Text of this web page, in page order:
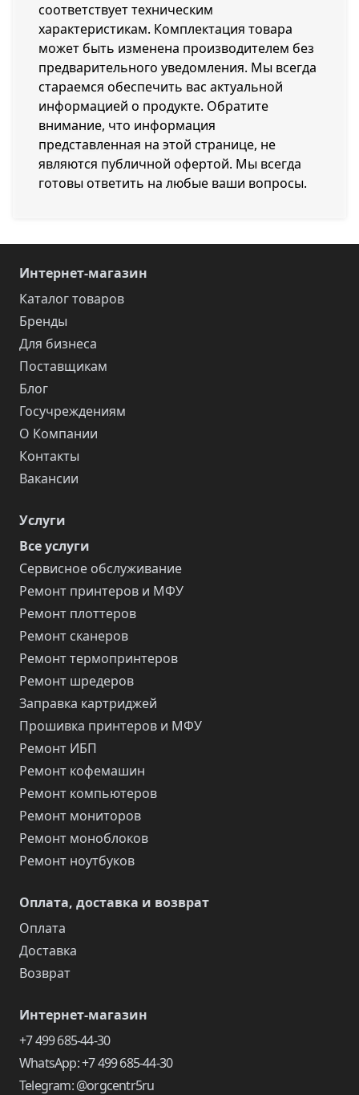
соответствует техническим
характеристикам. Комплектация товара
может быть изменена производителем без
предварительного уведомления. Мы всегда
стараемся обеспечить вас актуальной
информацией о продукте. Обратите
внимание, что информация
представленная на этой странице, не
являются публичной офертой. Мы всегда
готовы ответить на любые ваши вопросы.
Интернет-магазин
Каталог товаров
Бренды
Для бизнеса
Поставщикам
Блог
Госучреждениям
О Компании
Контакты
Вакансии
Услуги
Все услуги
Сервисное обслуживание
Ремонт принтеров и МФУ
Ремонт плоттеров
Ремонт сканеров
Ремонт термопринтеров
Ремонт шредеров
Заправка картриджей
Прошивка принтеров и МФУ
Ремонт ИБП
Ремонт кофемашин
Ремонт компьютеров
Ремонт мониторов
Ремонт моноблоков
Ремонт ноутбуков
Оплата, доставка и возврат
Оплата
Доставка
Возврат
Интернет-магазин
+7 499 685-44-30
WhatsApp: +7 499 685-44-30
Telegram: @orgcentr5ru